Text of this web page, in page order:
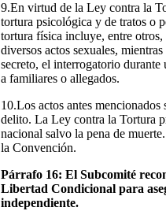
9.En virtud de la Ley contra la
tortura psicológica y de tratos o
tortura física incluye, entre otros,
diversos actos sexuales,
secreto, el interrogatorio
a familiares o allegados.
10.Los actos antes mencionados
delito. La Ley contra la Tortura
nacional salvo la pena de
la Convención.
Párrafo 16: El Subcomité
Libertad Condicional para
independiente.